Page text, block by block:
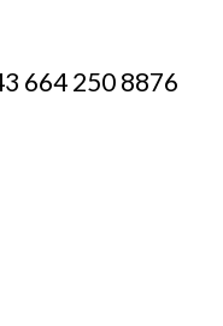
664 250 8876